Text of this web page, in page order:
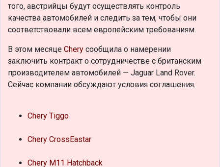
того, австрийцы будут осуществлять контроль
качества автомобилей и следить за тем, чтобы они
соответствовали всем европейским требованиям.
В этом месяце Chery сообщила о намерении
заключить контракт о сотрудничестве с британским
производителем автомобилей — Jaguar Land Rover.
Сейчас компании обсуждают условия соглашения.
Chery Tiggo
Chery CrossEastar
Chery M11 Hatchback